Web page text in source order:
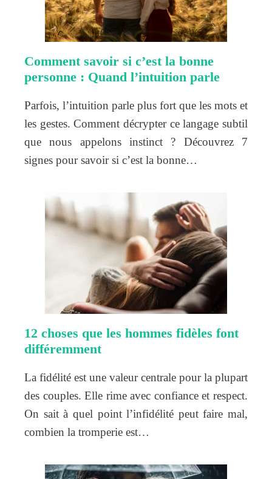
Comment savoir si c’est la bonne
personne : Quand l’intuition parle
Parfois, l’intuition parle plus fort que les mots et
les gestes. Comment décrypter ce langage subtil
que nous appelons instinct ? Découvrez 7
signes pour savoir si c’est la bonne…
12 choses que les hommes fidèles font
différemment
La fidélité est une valeur centrale pour la plupart
des couples. Elle rime avec confiance et respect.
On sait à quel point l’infidélité peut faire mal,
combien la tromperie est…